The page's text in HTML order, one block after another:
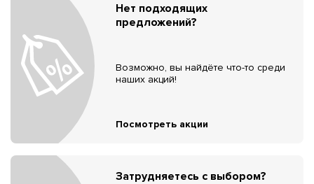
Нет подходящих
предложений?
Возможно, вы найдёте что-то среди
наших акций!
Посмотреть акции
Затрудняетесь с выбором?